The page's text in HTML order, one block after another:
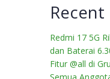
Recent
Redmi 17 5G
dan Baterai
Fitur @all di